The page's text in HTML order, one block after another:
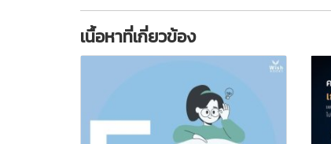
เนื้อหาที่เกี่ยวข้อง